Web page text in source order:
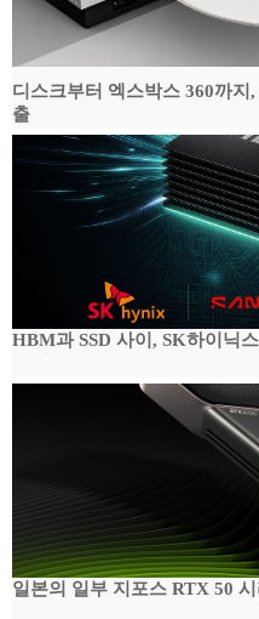
디스크부터 엑스박스 360까
출
HBM과 SSD 사이, SK하이닉
일본의 일부 지포스 RTX 50